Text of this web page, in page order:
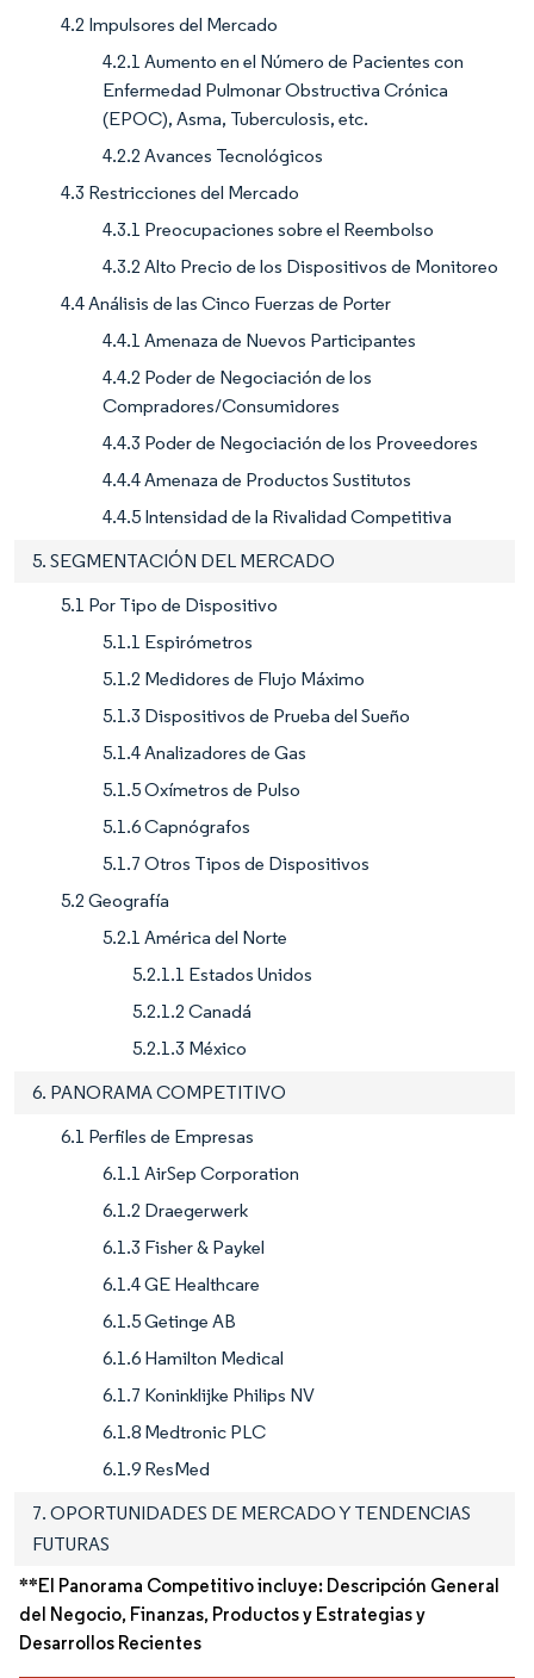
4.2 Impulsores del Mercado
4.2.1 Aumento en el Número de Pacientes con
Enfermedad Pulmonar Obstructiva Crónica
(EPOC), Asma, Tuberculosis, etc.
4.2.2 Avances Tecnológicos
4.3 Restricciones del Mercado
4.3.1 Preocupaciones sobre el Reembolso
4.3.2 Alto Precio de los Dispositivos de Monitoreo
4.4 Análisis de las Cinco Fuerzas de Porter
4.4.1 Amenaza de Nuevos Participantes
4.4.2 Poder de Negociación de los
Compradores/Consumidores
4.4.3 Poder de Negociación de los Proveedores
4.4.4 Amenaza de Productos Sustitutos
4.4.5 Intensidad de la Rivalidad Competitiva
5. SEGMENTACIÓN DEL MERCADO
5.1 Por Tipo de Dispositivo
5.1.1 Espirómetros
5.1.2 Medidores de Flujo Máximo
5.1.3 Dispositivos de Prueba del Sueño
5.1.4 Analizadores de Gas
5.1.5 Oxímetros de Pulso
5.1.6 Capnógrafos
5.1.7 Otros Tipos de Dispositivos
5.2 Geografía
5.2.1 América del Norte
5.2.1.1 Estados Unidos
5.2.1.2 Canadá
5.2.1.3 México
6. PANORAMA COMPETITIVO
6.1 Perfiles de Empresas
6.1.1 AirSep Corporation
6.1.2 Draegerwerk
6.1.3 Fisher & Paykel
6.1.4 GE Healthcare
6.1.5 Getinge AB
6.1.6 Hamilton Medical
6.1.7 Koninklijke Philips NV
6.1.8 Medtronic PLC
6.1.9 ResMed
7. OPORTUNIDADES DE MERCADO Y TENDENCIAS
FUTURAS
**El Panorama Competitivo incluye: Descripción General
del Negocio, Finanzas, Productos y Estrategias y
Desarrollos Recientes